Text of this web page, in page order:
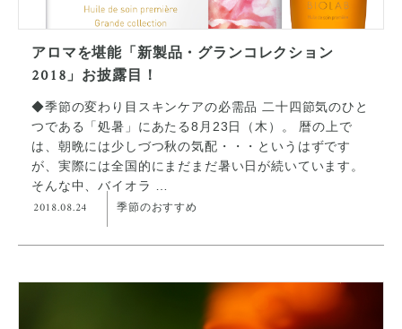
アロマを堪能「新製品・グランコレクション
2018」お披露目！
◆季節の変わり目スキンケアの必需品 二十四節気のひと
つである「処暑」にあたる8月23日（木）。 暦の上で
は、朝晩には少しづつ秋の気配・・・というはずです
が、実際には全国的にまだまだ暑い日が続いています。
そんな中、バイオラ …
2018.08.24 季節のおすすめ